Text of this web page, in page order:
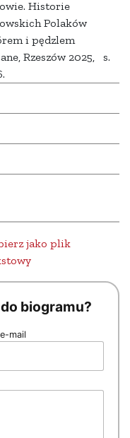
Historie
Polaków
i pędzlem
Rzeszów 2025, s.
jako plik
biogramu?
mail